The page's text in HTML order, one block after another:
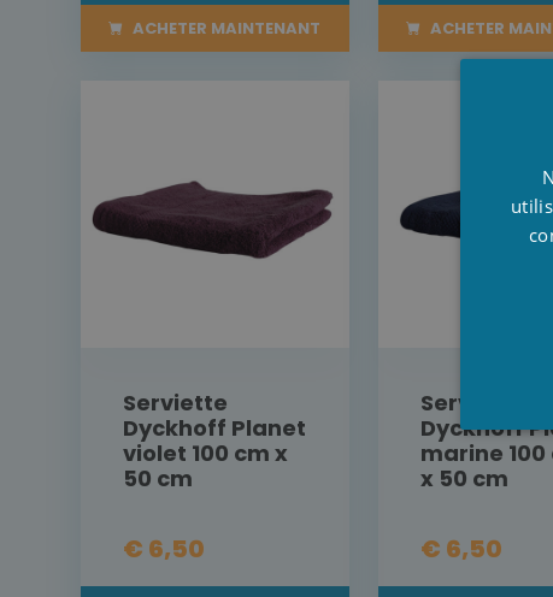
ACHETER MAINTENANT ACHETER
Serviette
Dyckhoff Planet
violet 100 cm x
50 cm
€ 6,50
Serviette
Dyckhoff
marine 100
x 50 cm
€ 6,50